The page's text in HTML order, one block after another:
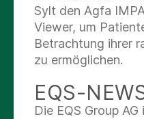
AUF DEM
BLEIBEN
Instagram
Sylt den Agfa
Viewer, um
Betrachtung ihrer
zu ermöglichen.
EQS-
Die EQS Group